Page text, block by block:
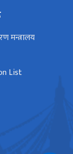
मन्त्रालय
List